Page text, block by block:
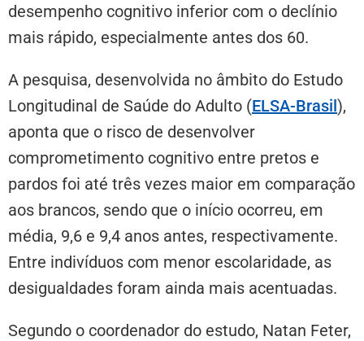
desempenho cognitivo inferior com o declínio
mais rápido, especialmente antes dos 60.
A pesquisa, desenvolvida no âmbito do Estudo
Longitudinal de Saúde do Adulto (ELSA-Brasil),
aponta que o risco de desenvolver
comprometimento cognitivo entre pretos e
pardos foi até três vezes maior em comparação
aos brancos, sendo que o início ocorreu, em
média, 9,6 e 9,4 anos antes, respectivamente.
Entre indivíduos com menor escolaridade, as
desigualdades foram ainda mais acentuadas.
Segundo o coordenador do estudo, Natan Feter,